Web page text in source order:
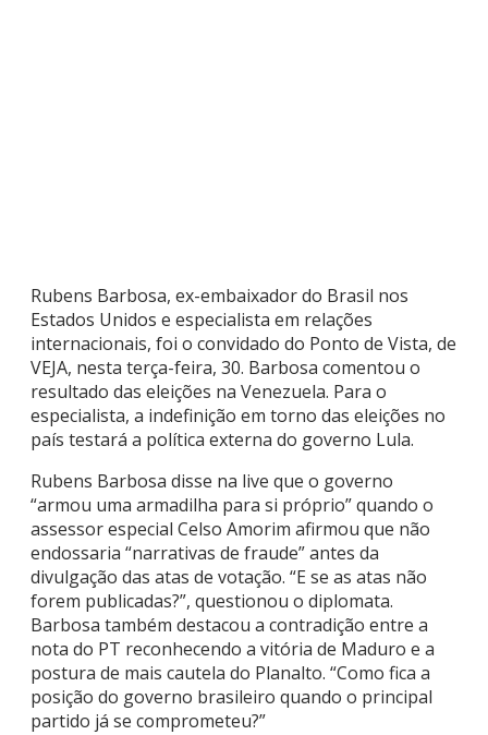
Rubens Barbosa, ex-embaixador do Brasil nos
Estados Unidos e especialista em relações
internacionais, foi o convidado do Ponto de Vista, de
VEJA, nesta terça-feira, 30. Barbosa comentou o
resultado das eleições na Venezuela. Para o
especialista, a indefinição em torno das eleições no
país testará a política externa do governo Lula.
Rubens Barbosa disse na live que o governo
“armou uma armadilha para si próprio” quando o
assessor especial Celso Amorim afirmou que não
endossaria “narrativas de fraude” antes da
divulgação das atas de votação. “E se as atas não
forem publicadas?”, questionou o diplomata.
Barbosa também destacou a contradição entre a
nota do PT reconhecendo a vitória de Maduro e a
postura de mais cautela do Planalto. “Como fica a
posição do governo brasileiro quando o principal
partido já se comprometeu?”